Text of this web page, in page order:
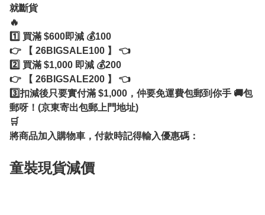
就斷貨
🔥
1️⃣ 買滿 $600即減 💰100
👉 【 26BIGSALE100 】 👈
2️⃣ 買滿 $1,000 即減 💰200
👉 【 26BIGSALE200 】 👈
3️⃣扣減後只要實付滿 $1,000，仲要免運費包郵到你手 🚚包
郵呀！(京東寄出包郵上門地址)
🛒
童裝現貨減價